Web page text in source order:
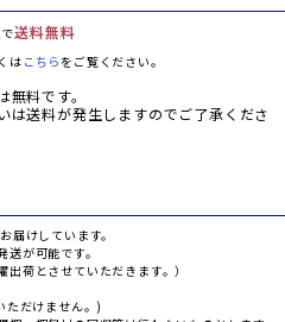
送料無料
は こちら をご覧ください。
無料です。
は送料が発生しますのでご了承くださ
届けしています。
が可能です。
出荷とさせていただきます。）
ただけません。)